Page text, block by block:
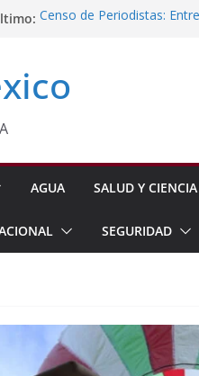
Censo de Periodistas:
Inaugura Delfina Gómez
Caravanas del Pueblo
AGUA SALUD Y CIENCIA
SEGURIDAD